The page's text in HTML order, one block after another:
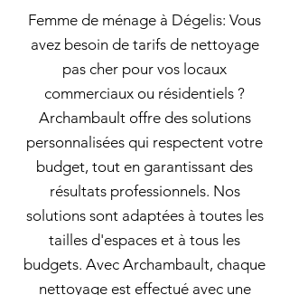
Femme de ménage à Dégelis: Vous
avez besoin de tarifs de nettoyage
pas cher pour vos locaux
commerciaux ou résidentiels ?
Archambault offre des solutions
personnalisées qui respectent votre
budget, tout en garantissant des
résultats professionnels. Nos
solutions sont adaptées à toutes les
tailles d'espaces et à tous les
budgets. Avec Archambault, chaque
nettoyage est effectué avec une